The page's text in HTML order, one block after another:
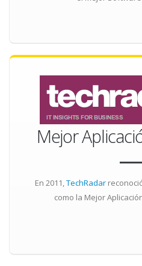
Mejor
En 2011,TechRadar
como la Mejor